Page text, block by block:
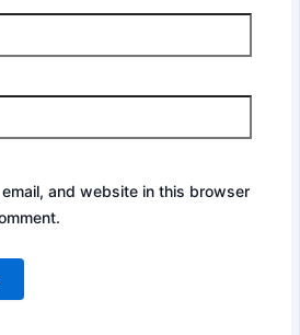
and website in this browser